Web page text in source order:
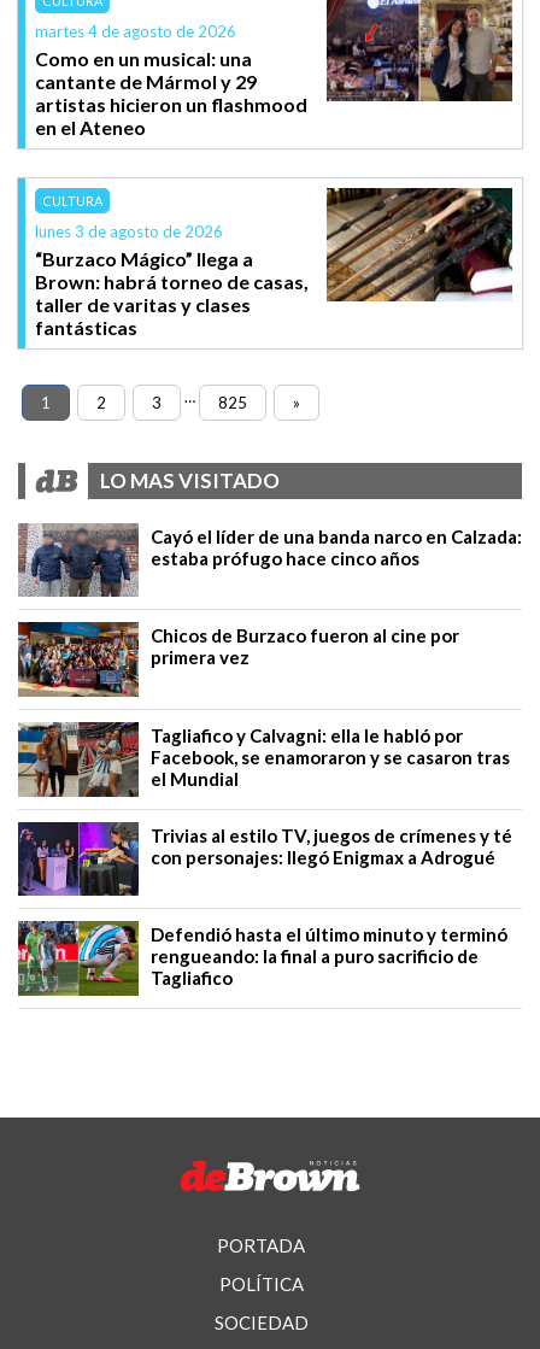
martes 4 de agosto de 2026
Como en un musical: una
cantante de Mármol y 29
artistas hicieron un flashmood
en el Ateneo
CULTURA
lunes 3 de agosto de 2026
“Burzaco Mágico” llega a
Brown: habrá torneo de casas,
taller de varitas y clases
fantásticas
1 2 3 … 825 »
LO MAS VISITADO
Cayó el líder de una banda narco en Calzada:
estaba prófugo hace cinco años
Chicos de Burzaco fueron al cine por
primera vez
Tagliafico y Calvagni: ella le habló por
Facebook, se enamoraron y se casaron tras
el Mundial
Trivias al estilo TV, juegos de crímenes y té
con personajes: llegó Enigmax a Adrogué
Defendió hasta el último minuto y terminó
rengueando: la final a puro sacrificio de
Tagliafico
PORTADA
POLÍTICA
SOCIEDAD